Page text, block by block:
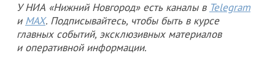
У НИА «Нижний Новгород» есть каналы в Telegram
и MAX. Подписывайтесь, чтобы быть в курсе
главных событий, эксклюзивных материалов
и оперативной информации.